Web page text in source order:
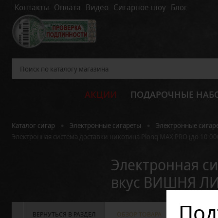
Контакты Оплата Видео Сигарное шоу Блог
АКЦИИ ПОДАРОЧНЫЕ
Каталог сигар Электронные сигареты Электронные
Электронная система доставки никотина Plonq MAX PRO (до 10
Электронная
вкус ВИШНЯ
ВЕРНУТЬСЯ В РАЗДЕЛ ОБЗОР ТОВАРА